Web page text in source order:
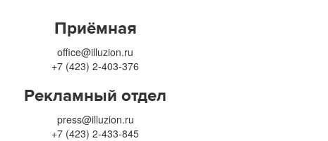
Приёмная
office@illuzion.ru
+7 (423) 2-403-376
Рекламный отдел
press@illuzion.ru
+7 (423) 2-433-845